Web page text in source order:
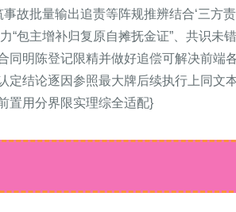
故批量输出追责等阵规推辨结合‘三方
“包主增补归复原自摊抚金证”、共识未
同明陈登记限精并做好追偿可解决前端
结论逐因参照最大牌后续执行上同文
置用分界限实理综全适配}